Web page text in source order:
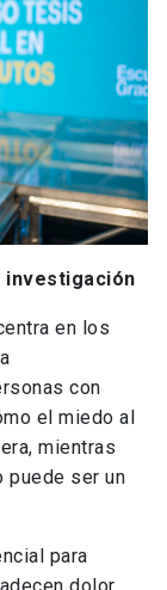
investigación
en los
con
el miedo al
mientras
puede ser un
para